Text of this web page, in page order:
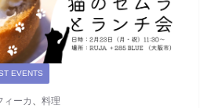
EVENTS
ィーカ 料理